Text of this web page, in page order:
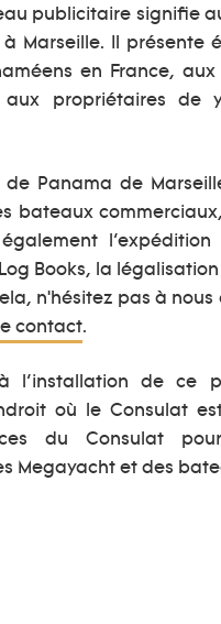
publicitaire signifie
Marseille. Il présente
en France,
propriétaires de
Panama de
bateaux
Books, la
n'hésitez pas à
contact.
l’installation de ce
où le Consulat
du Consulat
Megayacht et des